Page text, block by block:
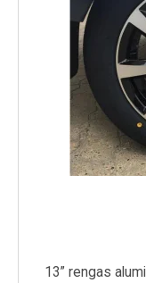
13” rengas